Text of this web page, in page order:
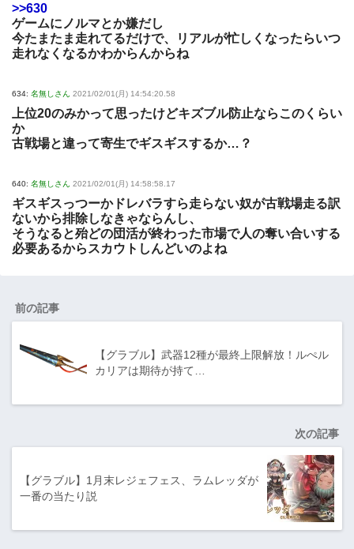
>>630
ゲームにノルマとか嫌だし
今たまたま走れてるだけで、リアルが忙しくなったらいつ
走れなくなるかわからんからね
634: 名無しさん 2021/02/01(月) 14:54:20.58
上位20のみかって思ったけどキズブル防止ならこのくらい
か
古戦場と違って寄生でギスギスするか…？
640: 名無しさん 2021/02/01(月) 14:58:58.17
ギスギスっつーかドレバラすら走らない奴が古戦場走る訳
ないから排除しなきゃならんし、
そうなると殆どの団活が終わった市場で人の奪い合いする
必要あるからスカウトしんどいのよね
前の記事
【グラブル】武器12種が最終上限解放！ルぺル
カリアは期待が持て…
次の記事
【グラブル】1月末レジェフェス、ラムレッダが
一番の当たり説